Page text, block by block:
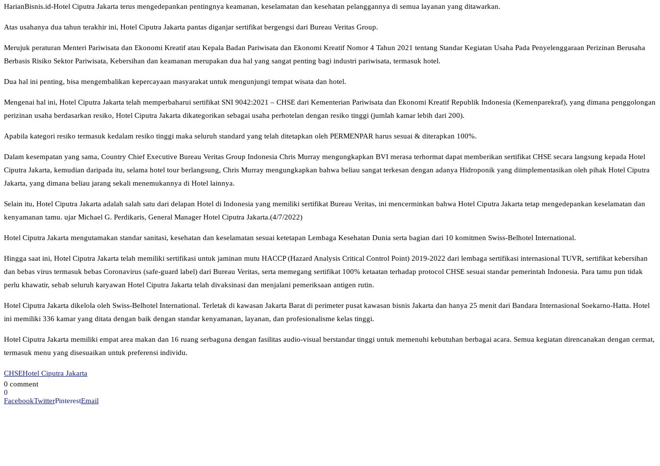
HarianBisnis.id-Hotel Ciputra Jakarta terus mengedepankan pentingnya keamanan, keselamatan dan kesehatan pelanggannya di semua layanan yang ditawarkan.
Atas usahanya dua tahun terakhir ini, Hotel Ciputra Jakarta pantas diganjar sertifikat bergengsi dari Bureau Veritas Group.
Merujuk peraturan Menteri Pariwisata dan Ekonomi Kreatif atau Kepala Badan Pariwisata dan Ekonomi Kreatif Nomor 4 Tahun 2021 tentang Standar Kegiatan Usaha Pada Penyelenggaraan Perizinan Berusaha
Berbasis Risiko Sektor Pariwisata, Kebersihan dan keamanan merupakan dua hal yang sangat penting bagi industri pariwisata, termasuk hotel.
Dua hal ini penting, bisa mengembalikan kepercayaan masyarakat untuk mengunjungi tempat wisata dan hotel.
Mengenai hal ini, Hotel Ciputra Jakarta telah memperbaharui sertifikat SNI 9042:2021 – CHSE dari Kementerian Pariwisata dan Ekonomi Kreatif Republik Indonesia (Kemenparekraf), yang dimana penggolongan
perizinan usaha berdasarkan resiko, Hotel Ciputra Jakarta dikategorikan sebagai usaha perhotelan dengan resiko tinggi (jumlah kamar lebih dari 200).
Apabila kategori resiko termasuk kedalam resiko tinggi maka seluruh standard yang telah ditetapkan oleh PERMENPAR harus sesuai & diterapkan 100%.
Dalam kesempatan yang sama, Country Chief Executive Bureau Veritas Group Indonesia Chris Murray mengungkapkan BVI merasa terhormat dapat memberikan sertifikat CHSE secara langsung kepada Hotel
Ciputra Jakarta, kemudian daripada itu, selama hotel tour berlangsung, Chris Murray mengungkapkan bahwa beliau sangat terkesan dengan adanya Hidroponik yang diimplementasikan oleh pihak Hotel Ciputra
Jakarta, yang dimana beliau jarang sekali menemukannya di Hotel lainnya.
Selain itu, Hotel Ciputra Jakarta adalah salah satu dari delapan Hotel di Indonesia yang memiliki sertifikat Bureau Veritas, ini mencerminkan bahwa Hotel Ciputra Jakarta tetap mengedepankan keselamatan dan
kenyamanan tamu. ujar Michael G. Perdikaris, General Manager Hotel Ciputra Jakarta.(4/7/2022)
Hotel Ciputra Jakarta mengutamakan standar sanitasi, kesehatan dan keselamatan sesuai ketetapan Lembaga Kesehatan Dunia serta bagian dari 10 komitmen Swiss-Belhotel International.
Hingga saat ini, Hotel Ciputra Jakarta telah memiliki sertifikasi untuk jaminan mutu HACCP (Hazard Analysis Critical Control Point) 2019-2022 dari lembaga sertifikasi internasional TUVR, sertifikat kebersihan
dan bebas virus termasuk bebas Coronavirus (safe-guard label) dari Bureau Veritas, serta memegang sertifikat 100% ketaatan terhadap protocol CHSE sesuai standar pemerintah Indonesia. Para tamu pun tidak
perlu khawatir, sebab seluruh karyawan Hotel Ciputra Jakarta telah divaksinasi dan menjalani pemeriksaan antigen rutin.
Hotel Ciputra Jakarta dikelola oleh Swiss-Belhotel International. Terletak di kawasan Jakarta Barat di perimeter pusat kawasan bisnis Jakarta dan hanya 25 menit dari Bandara Internasional Soekarno-Hatta. Hotel
ini memiliki 336 kamar yang ditata dengan baik dengan standar kenyamanan, layanan, dan profesionalisme kelas tinggi.
Hotel Ciputra Jakarta memiliki empat area makan dan 16 ruang serbaguna dengan fasilitas audio-visual berstandar tinggi untuk memenuhi kebutuhan berbagai acara. Semua kegiatan direncanakan dengan cermat,
termasuk menu yang disesuaikan untuk preferensi individu.
CHSEHotel Ciputra Jakarta
0 comment
0
FacebookTwitterPinterestEmail